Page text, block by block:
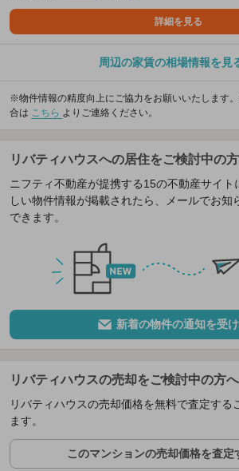
詳細を見る
周辺の家賃の相場情報を見
※物件情報の精度向上にご協力をお願いいたします
合は こちら よりご連絡ください。
リバティハウスへの居住をご検討中の
ニフティ不動産が提携する15の不動産サイ
しい物件情報が掲載されたら、メールでお知
できます。
新着の物件の通知を受
リバティハウスの売却をご検討中の方へ
リバティハウスの売却価格を無料で査定する
ます。
このマンションの売却価格を査定す